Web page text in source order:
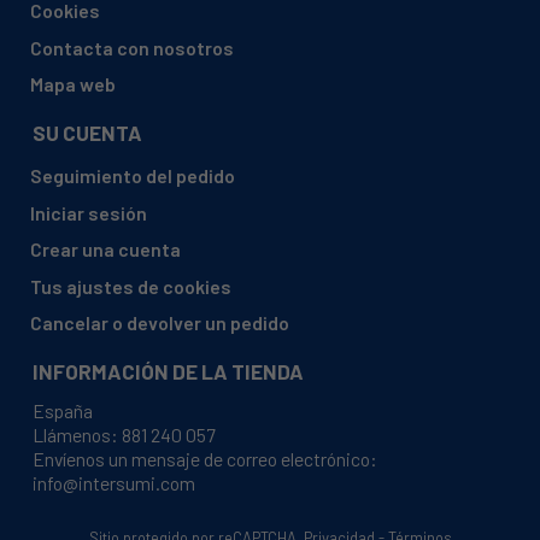
REX, RA26SAW (92387465500)
REX, RA26SEA (92387466701)
REX, RA26SEG (92387467701)
REX, RA26SEU (923874654-00)
REX, RA26SEU (92387465400)
REX, RA26SEU (92387470400)
Cookies
Contacta con nosotros
Mapa web
SU CUENTA
Seguimiento del pedido
Iniciar sesión
Crear una cuenta
Tus ajustes de cookies
Cancelar o devolver un pedido
INFORMACIÓN DE LA TIENDA
España
Llámenos: 881 240 057
Envíenos un mensaje de correo electrónico:
info@intersumi.com